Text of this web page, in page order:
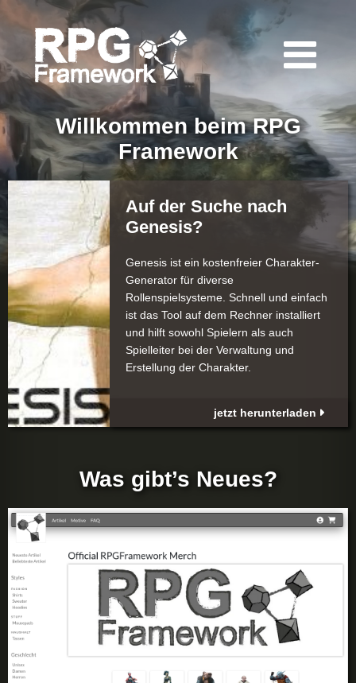
Willkommen beim RPG
Framework
Auf der Suche nach
Genesis?
Genesis ist ein kostenfreier Charakter-
Generator für diverse
Rollenspielsysteme. Schnell und einfach
ist das Tool auf dem Rechner installiert
und hilft sowohl Spielern als auch
Spielleiter bei der Verwaltung und
Erstellung der Charakter.
jetzt herunterladen
Was gibt’s Neues?